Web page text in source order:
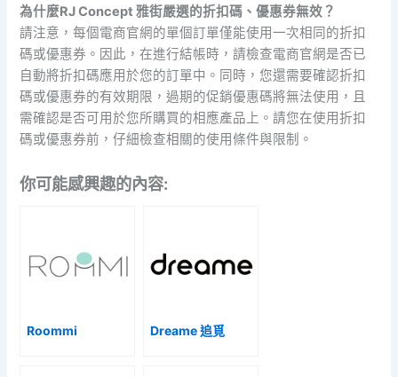
為什麼RJ Concept 雅街嚴選的折扣碼、優惠券無效？
請注意，每個電商官網的單個訂單僅能使用一次相同的折扣
碼或優惠券。因此，在進行結帳時，請檢查電商官網是否已
自動將折扣碼應用於您的訂單中。同時，您還需要確認折扣
碼或優惠券的有效期限，過期的促銷優惠碼將無法使用，且
需確認是否可用於您所購買的相應產品上。請您在使用折扣
碼或優惠券前，仔細檢查相關的使用條件與限制。
你可能感興趣的內容:
Roommi Dreame 追覓